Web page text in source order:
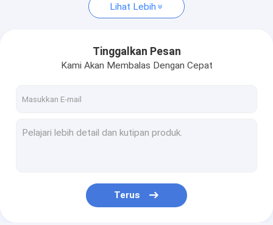
Lihat Lebih
Tinggalkan Pesan
Kami Akan Membalas Dengan Cepat
Terus